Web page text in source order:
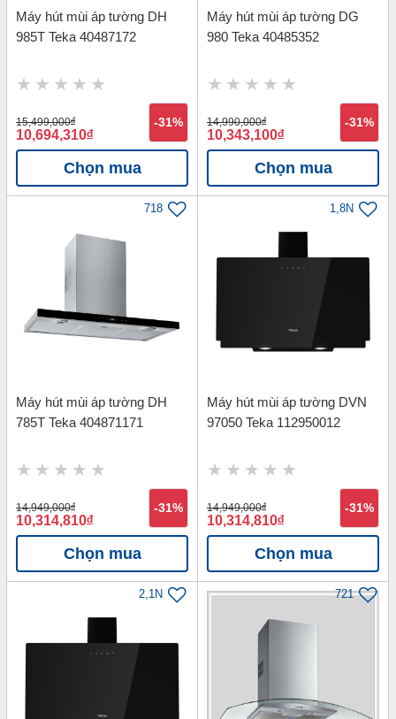
Máy hút mùi áp tường DH
985T Teka 40487172
15,499,000đ
10,694,310đ
-31%
Chọn mua
Máy hút mùi áp tường DG
980 Teka 40485352
14,990,000đ
10,343,100đ
-31%
Chọn mua
718
Máy hút mùi áp tường DH
785T Teka 404871171
14,949,000đ
10,314,810đ
-31%
Chọn mua
1,8N
Máy hút mùi áp tường DVN
97050 Teka 112950012
14,949,000đ
10,314,810đ
-31%
Chọn mua
2,1N 721